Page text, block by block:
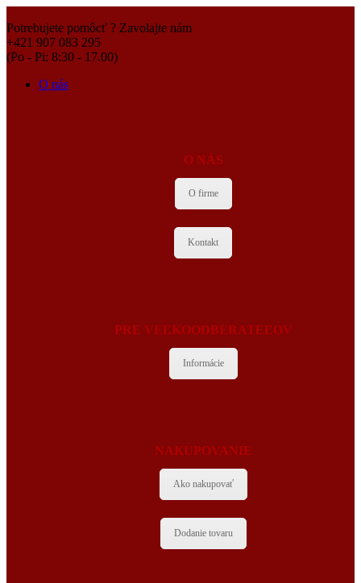
Potrebujete pomôcť ? Zavolajte nám
+421 907 083 295
(Po - Pi: 8:30 - 17.00)
O nás
O NÁS
O firme
Kontakt
PRE VEĽKOODBERATEĽOV
Informácie
NAKUPOVANIE
Ako nakupovať
Dodanie tovaru